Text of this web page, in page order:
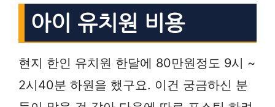
아이 유치원 비용
현지 한인 유치원 한달에 80만원정도 9시 ~
2시40분 하원을 했구요. 이건 궁금하신 분